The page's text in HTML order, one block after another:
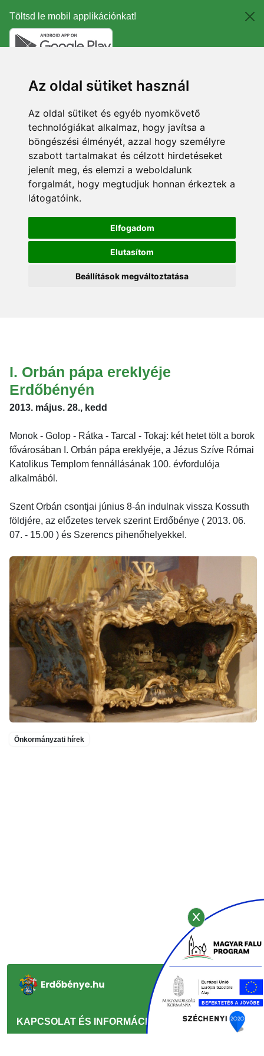
Töltsd le mobil applikációnkat!
Az oldal sütiket használ
Az oldal sütiket és egyéb nyomkövető
technológiákat alkalmaz, hogy javítsa a
böngészési élményét, azzal hogy személyre
szabott tartalmakat és célzott hirdetéseket
jelenít meg, és elemzi a weboldalunk
forgalmát, hogy megtudjuk honnan érkeztek a
látogatóink.
Elfogadom
Elutasítom
Beállítások megváltoztatása
I. Orbán pápa ereklyéje
Erdőbényén
2013. május. 28., kedd
Monok - Golop - Rátka - Tarcal - Tokaj: két hetet tölt a borok
fővárosában I. Orbán pápa ereklyéje, a Jézus Szíve Római
Katolikus Templom fennállásának 100. évfordulója
alkalmából.
Szent Orbán csontjai június 8-án indulnak vissza Kossuth
földjére, az előzetes tervek szerint Erdőbénye ( 2013. 06.
07. - 15.00 ) és Szerencs pihenőhelyekkel.
Önkormányzati hírek
KAPCSOLAT ÉS INFORMÁCIÓ